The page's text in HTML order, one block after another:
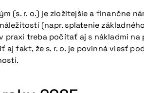
(s. r. o.) je zložitejšie a finančne
(napr. splatenie
praxi treba počítať aj s nákladmi
aj fakt, že s. r. o. je povinná viesť